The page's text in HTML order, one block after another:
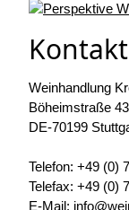
Kontakt
Weinhandlung
Böheimstraße 43
DE-70199
Telefon: +49 (0)
Telefax: +49 (0)
E-Mail: